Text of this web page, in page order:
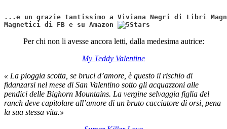
...e un grazie tantissimo a Viviana Negri di Libri
Magnetici di FB e su Amazon
Per chi non li avesse ancora letti, dalla medesima autrice:
My Teddy Valentine
« La pioggia scotta, se bruci d’amore, è questo il rischio di
fidanzarsi nel mese di San Valentino sotto gli acquazzoni alle
pendici delle Bighorn Mountains. La vergine selvaggia figlia del
ranch deve capitolare all’amore di un bruto cacciatore di orsi, pena
la sua stessa vita.»